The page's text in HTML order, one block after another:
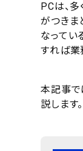
PCは、
がつきま
なってい
すれば業
本記事で
説します